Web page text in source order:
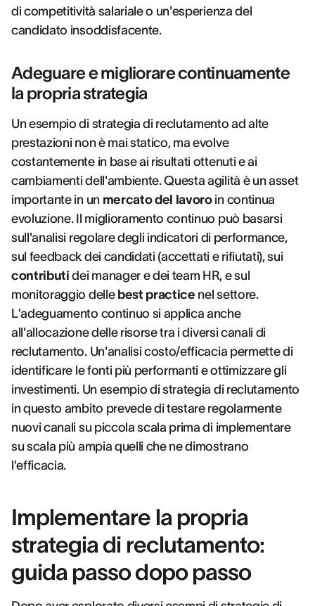
di competitività salariale o un'esperienza del
candidato insoddisfacente.
Adeguare e migliorare continuamente
la propria strategia
Un esempio di strategia di reclutamento ad alte
prestazioni non è mai statico, ma evolve
costantemente in base ai risultati ottenuti e ai
cambiamenti dell'ambiente. Questa agilità è un asset
importante in un mercato del lavoroin continua
evoluzione. Il miglioramento continuo può basarsi
sull'analisi regolare degli indicatori di performance,
sul feedback dei candidati (accettati e rifiutati), sui
contributi dei manager e dei team HR, e sul
monitoraggio delle best practice nel settore.
L'adeguamento continuo si applica anche
all'allocazione delle risorse tra i diversi canali di
reclutamento. Un'analisi costo/efficacia permette di
identificare le fonti più performanti e ottimizzare gli
investimenti. Un esempio di strategia di reclutamento
in questo ambito prevede di testare regolarmente
nuovi canali su piccola scala prima di implementare
su scala più ampia quelli che ne dimostrano
l'efficacia.
Implementare la propria
strategia di reclutamento:
guida passo dopo passo